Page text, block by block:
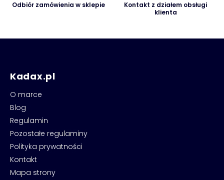
Odbiór zamówienia w sklepie
Kontakt z działem obsługi
klienta
Kadax.pl
O marce
Blog
Regulamin
Pozostałe regulaminy
Polityka prywatności
Kontakt
Mapa strony